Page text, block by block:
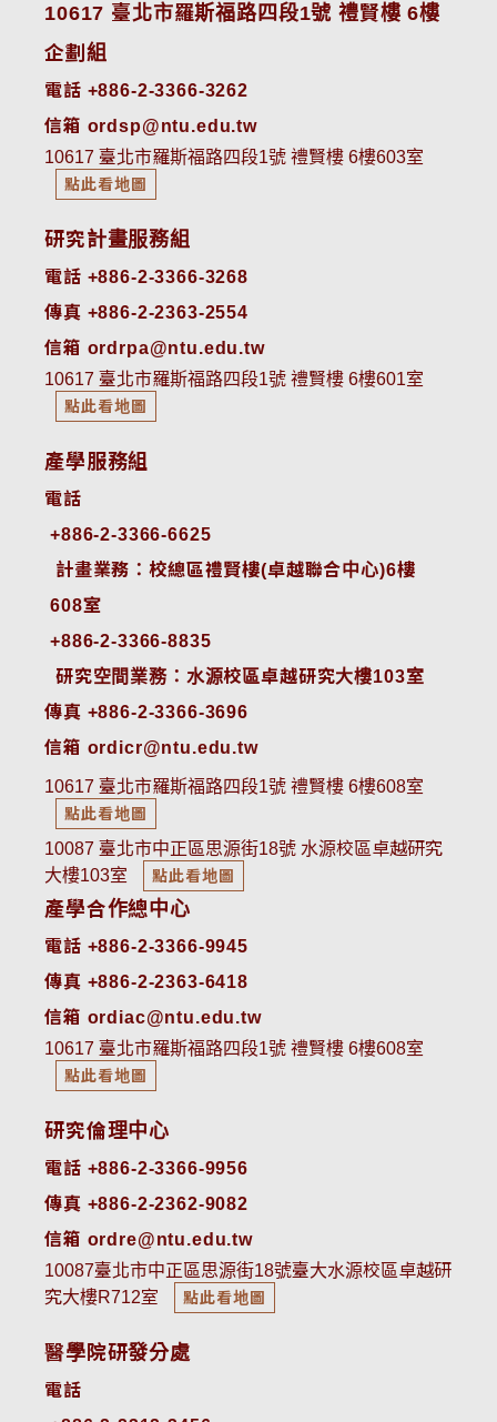
10617 臺北市羅斯福路四段1號 禮賢樓 6樓
企劃組
電話 +886-2-3366-3262
信箱 ordsp@ntu.edu.tw
10617 臺北市羅斯福路四段1號 禮賢樓 6樓603室
點此看地圖
研究計畫服務組
電話 +886-2-3366-3268
傳真 +886-2-2363-2554
信箱 ordrpa@ntu.edu.tw
10617 臺北市羅斯福路四段1號 禮賢樓 6樓601室
點此看地圖
產學服務組
電話
+886-2-3366-6625
計畫業務：校總區禮賢樓(卓越聯合中心)6樓
608室
+886-2-3366-8835
研究空間業務：水源校區卓越研究大樓103室
傳真 +886-2-3366-3696
信箱 ordicr@ntu.edu.tw
10617 臺北市羅斯福路四段1號 禮賢樓 6樓608室
點此看地圖
10087 臺北市中正區思源街18號 水源校區卓越研究
大樓103室
點此看地圖
產學合作總中心
電話 +886-2-3366-9945
傳真 +886-2-2363-6418
信箱 ordiac@ntu.edu.tw
10617 臺北市羅斯福路四段1號 禮賢樓 6樓608室
點此看地圖
研究倫理中心
電話 +886-2-3366-9956
傳真 +886-2-2362-9082
信箱 ordre@ntu.edu.tw
10087臺北市中正區思源街18號臺大水源校區卓越研
究大樓R712室
點此看地圖
醫學院研發分處
電話